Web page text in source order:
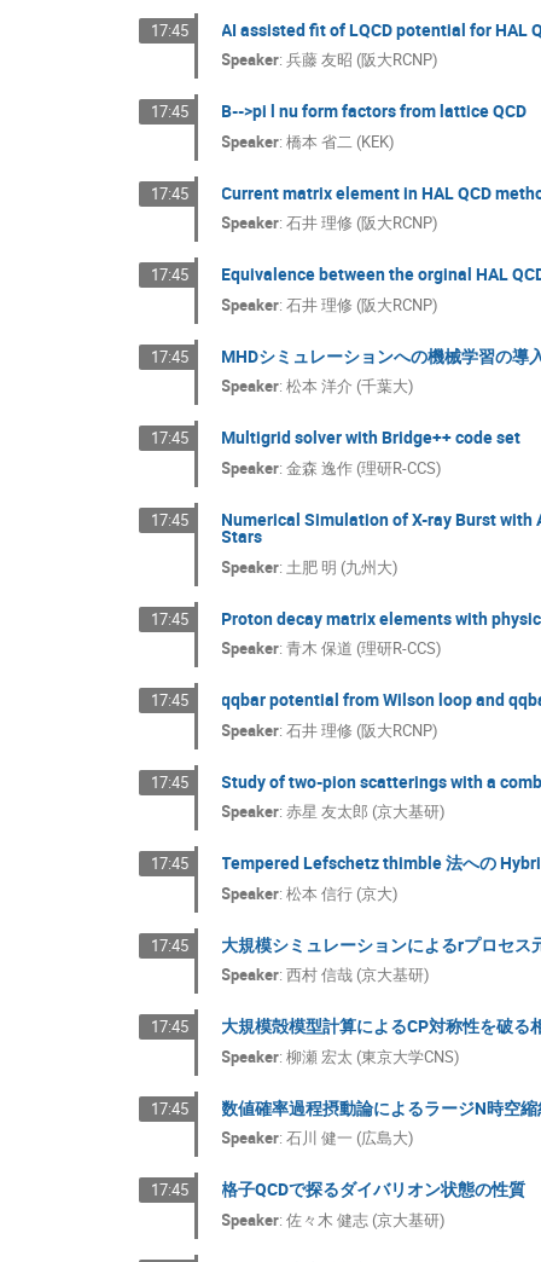
17:45 AI assisted fit of LQCD potential for HAL
Speaker:兵藤 友昭 (阪大RCNP)
17:45 B-->pi l nu form factors from lattice QCD
Speaker:橋本 省二 (KEK)
17:45 Current matrix element in HAL QCD
Speaker:石井 理修 (阪大RCNP)
17:45 Equivalence between the orginal HAL
Speaker:石井 理修 (阪大RCNP)
17:45 MHDシミュレーションへの機械学習の導
Speaker:松本 洋介 (千葉大)
17:45 Multigrid solver with Bridge++ code set
Speaker:金森 逸作 (理研R-CCS)
17:45 Numerical Simulation of X-ray Burst
Stars
Speaker:土肥 明 (九州大)
17:45 Proton decay matrix elements with
Speaker:青木 保道 (理研R-CCS)
17:45 qqbar potential from Wilson loop and
Speaker:石井 理修 (阪大RCNP)
17:45 Study of two-pion scatterings with a
Speaker:赤星 友太郎 (京大基研)
17:45 Tempered Lefschetz thimble 法への
Speaker:松本 信行 (京大)
17:45 大規模シミュレーションによるrプロセス
Speaker:西村 信哉 (京大基研)
17:45 大規模殻模型計算によるCP対称性を破る
Speaker:柳瀬 宏太 (東京大学CNS)
17:45 数値確率過程摂動論によるラージN時空
Speaker:石川 健一 (広島大)
17:45 格子QCDで探るダイバリオン状態の性質
Speaker:佐々木 健志 (京大基研)